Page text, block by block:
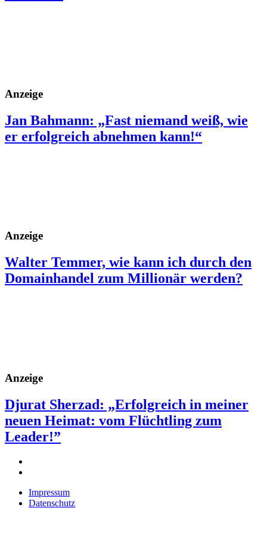
Anzeige
Jan Bahmann: „Fast niemand weiß, wie
er erfolgreich abnehmen kann!“
Anzeige
Walter Temmer, wie kann ich durch den
Domainhandel zum Millionär werden?
Anzeige
Djurat Sherzad: „Erfolgreich in meiner
neuen Heimat: vom Flüchtling zum
Leader!”
Impressum
Datenschutz